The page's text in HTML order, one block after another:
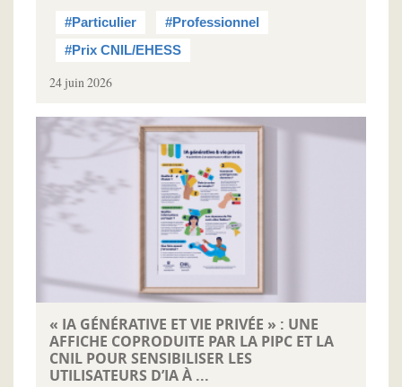
#Particulier
#Professionnel
#Prix CNIL/EHESS
24 juin 2026
« IA GÉNÉRATIVE ET VIE PRIVÉE » : UNE
AFFICHE COPRODUITE PAR LA PIPC ET LA
CNIL POUR SENSIBILISER LES
UTILISATEURS D’IA À ...